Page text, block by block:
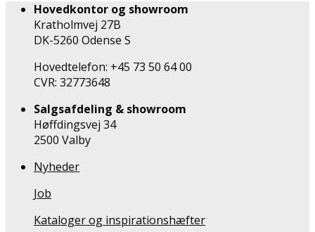
Hovedkontor og showroom
Kratholmvej 27B
DK-5260 Odense S
Hovedtelefon: +45 73 50 64 00
CVR: 32773648
Salgsafdeling & showroom
Høffdingsvej 34
2500 Valby
Nyheder
Job
Kataloger og inspirationshæfter